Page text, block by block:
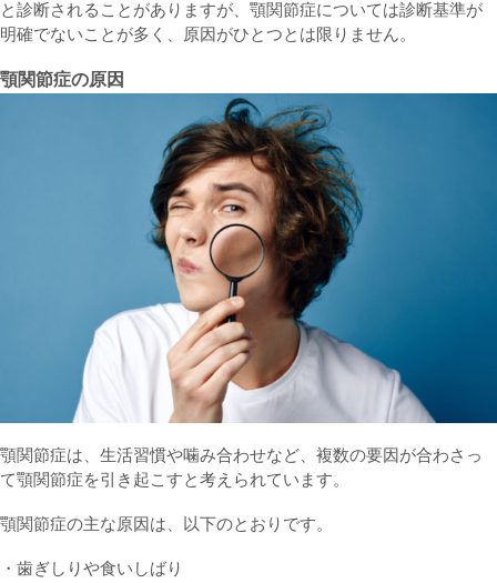
と診断されることがありますが、顎関節症については診断基準が
明確でないことが多く、原因がひとつとは限りません。
顎関節症の原因
顎関節症は、生活習慣や噛み合わせなど、複数の要因が合わさっ
て顎関節症を引き起こすと考えられています。
顎関節症の主な原因は、以下のとおりです。
・歯ぎしりや食いしばり